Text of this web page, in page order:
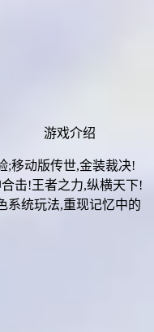
游戏介绍
;移动版传世,金装裁决!
击!王者之力,纵横天下!
系统玩法,重现记忆中的